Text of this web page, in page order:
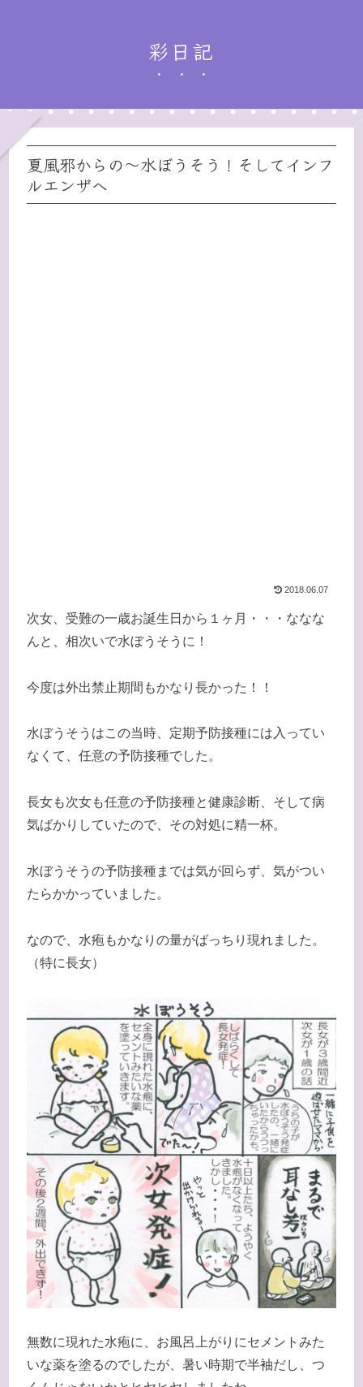
彩日記
夏風邪からの〜水ぼうそう！そしてインフ
ルエンザへ
2018.06.07
次女、受難の一歳お誕生日から１ヶ月・・・ななな
んと、相次いで水ぼうそうに！
今度は外出禁止期間もかなり長かった！！
水ぼうそうはこの当時、定期予防接種には入ってい
なくて、任意の予防接種でした。
長女も次女も任意の予防接種と健康診断、そして病
気ばかりしていたので、その対処に精一杯。
水ぼうそうの予防接種までは気が回らず、気がつい
たらかかっていました。
なので、水疱もかなりの量がばっちり現れました。
（特に長女）
無数に現れた水疱に、お風呂上がりにセメントみた
いな薬を塗るのでしたが、暑い時期で半袖だし、つ